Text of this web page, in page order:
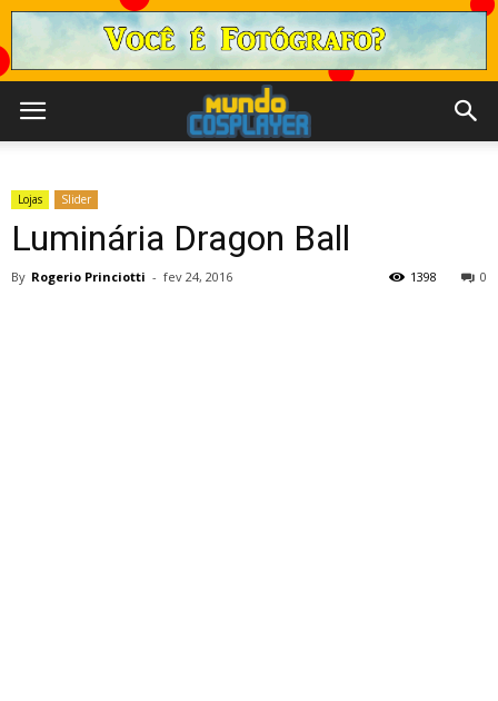
Lojas Slider
Luminária Dragon Ball
By Rogerio Princiotti - fev 24, 2016 0
1398